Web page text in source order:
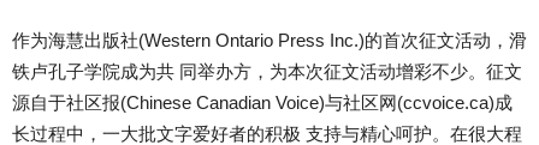
作为海慧出版社(Western Ontario Press Inc.)的首次征文活动，滑
铁卢孔子学院成为共 同举办方，为本次征文活动增彩不少。征文
源自于社区报(Chinese Canadian Voice)与社区网(ccvoice.ca)成
长过程中，一大批文字爱好者的积极 支持与精心呵护。在很大程